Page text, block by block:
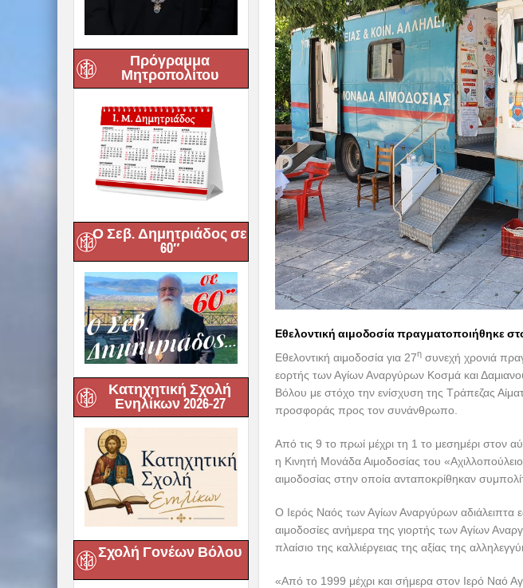
Πρόγραμμα
Μητροπολίτου
Ο Σεβ. Δημητριάδος σε
60″
Κατηχητική Σχολή
Ενηλίκων 2026-27
Σχολή Γονέων Βόλου
Εθελοντική αιμοδοσία πραγματοποιήθηκε
Εθελοντική αιμοδοσία για 27ησυνεχή χρονιά
εορτής των Αγίων Αναργύρων Κοσμά και
Βόλου με στόχο την ενίσχυση της Τράπεζας
προσφοράς προς τον συνάνθρωπο.
Από τις 9 το πρωί μέχρι τη 1 το μεσημέρι στον
η Κινητή Μονάδα Αιμοδοσίας του
αιμοδοσίας στην οποία ανταποκρίθηκαν
Ο Ιερός Ναός των Αγίων Αναργύρων αδιάλειπτα
αιμοδοσίες ανήμερα της γιορτής των Αγίων
πλαίσιο της καλλιέργειας της αξίας της
«Από το 1999 μέχρι και σήμερα στον Ιερό Ναό